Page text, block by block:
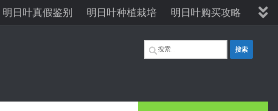
明日叶真假鉴别 明日叶种植栽培 明日叶购买攻略
搜
索：